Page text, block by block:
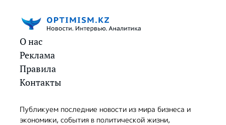
О нас
Реклама
Правила
Контакты
Публикуем последние новости из мира бизнеса и
экономики, события в политической жизни,